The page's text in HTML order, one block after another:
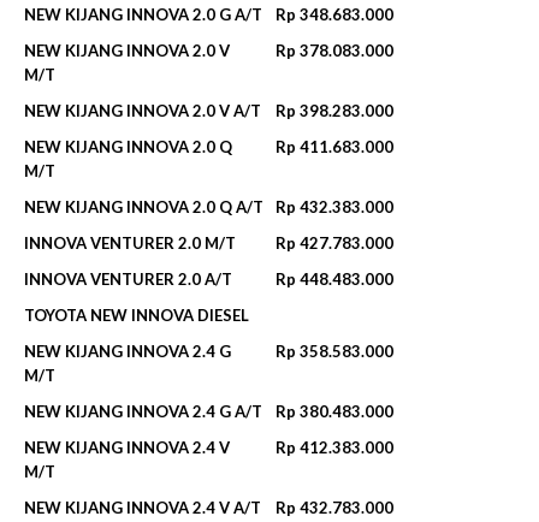
NEW KIJANG INNOVA 2.0 G A/T
Rp 348.683.000
NEW KIJANG INNOVA 2.0 V
M/T
Rp 378.083.000
NEW KIJANG INNOVA 2.0 V A/T
Rp 398.283.000
NEW KIJANG INNOVA 2.0 Q
M/T
Rp 411.683.000
NEW KIJANG INNOVA 2.0 Q A/T
Rp 432.383.000
INNOVA VENTURER 2.0 M/T
Rp 427.783.000
INNOVA VENTURER 2.0 A/T
Rp 448.483.000
TOYOTA NEW INNOVA DIESEL
NEW KIJANG INNOVA 2.4 G
M/T
Rp 358.583.000
NEW KIJANG INNOVA 2.4 G A/T
Rp 380.483.000
NEW KIJANG INNOVA 2.4 V
M/T
Rp 412.383.000
NEW KIJANG INNOVA 2.4 V A/T
Rp 432.783.000